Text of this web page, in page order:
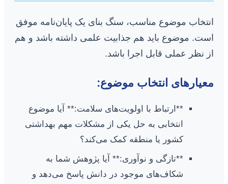
انتخاب موضوع مناسب، سنگ بنای یک پایان‌نامه موفق
است. موضوع باید هم جذابیت علمی داشته باشد و هم
از نظر عملی قابل اجرا باشد.
معیارهای انتخاب موضوع:
**ارتباط با اولویت‌های سلامت:** آیا موضوع
انتخابی به حل یکی از مشکلات مهم بهداشتی
کشور یا منطقه کمک می‌کند؟
**تازگی و نوآوری:** آیا پژوهش شما به
شکاف‌های موجود در دانش پاسخ می‌دهد و